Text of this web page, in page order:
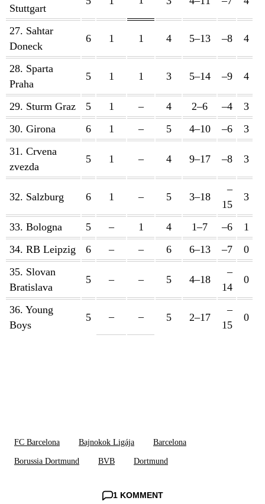
Stuttgart
27. Sahtar
Doneck
6 1 1 4 5–13 –8 4
28. Sparta
Praha
5 1 1 3 5–14 –9 4
29. Sturm Graz 5 1 – 4 2–6 –4
3
30. Girona
6 1 – 5 4–10 –6
3
31. Crvena
zvezda
5 1 – 4 9–17 –8 3
32. Salzburg 6 1 – 5 3–18
–
15
3
33. Bologna 5 – 1 4 1–7 –6
1
34. RB Leipzig
6 – – 6 6–13 –7
0
35. Slovan
Bratislava
5 – – 5 4–18
–
14
0
36. Young
Boys
5 – – 5 2–17
–
15
0
FC Barcelona Bajnokok Ligája Barcelona
Borussia Dortmund BVB Dortmund
1 KOMMENT